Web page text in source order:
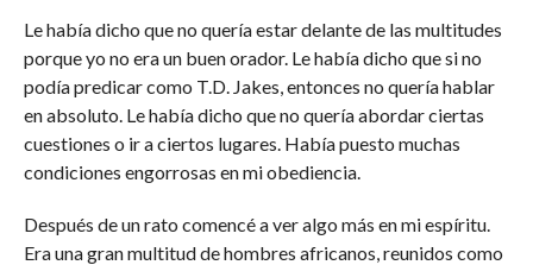
Le había dicho que no quería estar delante de las multitudes
porque yo no era un buen orador. Le había dicho que si no
podía predicar como T.D. Jakes, entonces no quería hablar
en absoluto. Le había dicho que no quería abordar ciertas
cuestiones o ir a ciertos lugares. Había puesto muchas
condiciones engorrosas en mi obediencia.
Después de un rato comencé a ver algo más en mi espíritu.
Era una gran multitud de hombres africanos, reunidos como